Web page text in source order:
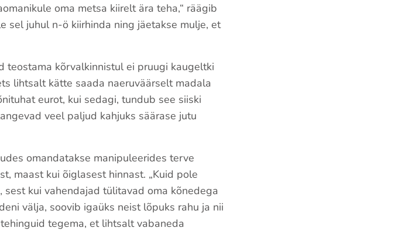
oma metsa kiirelt ära teha,“ räägib
sel juhul n-ö kiirhinda ning jäetakse mulje, et
teostama kõrvalkinnistul ei pruugi kaugeltki
lihtsalt kätte saada naeruväärselt madala
eurot, kui sedagi, tundub see siiski
veel paljud kahjuks säärase jutu
omandatakse manipuleerides terve
maast kui õiglasest hinnast. „Kuid pole
kui vahendajad tülitavad oma kõnedega
välja, soovib igaüks neist lõpuks rahu ja nii
tegema, et lihtsalt vabaneda